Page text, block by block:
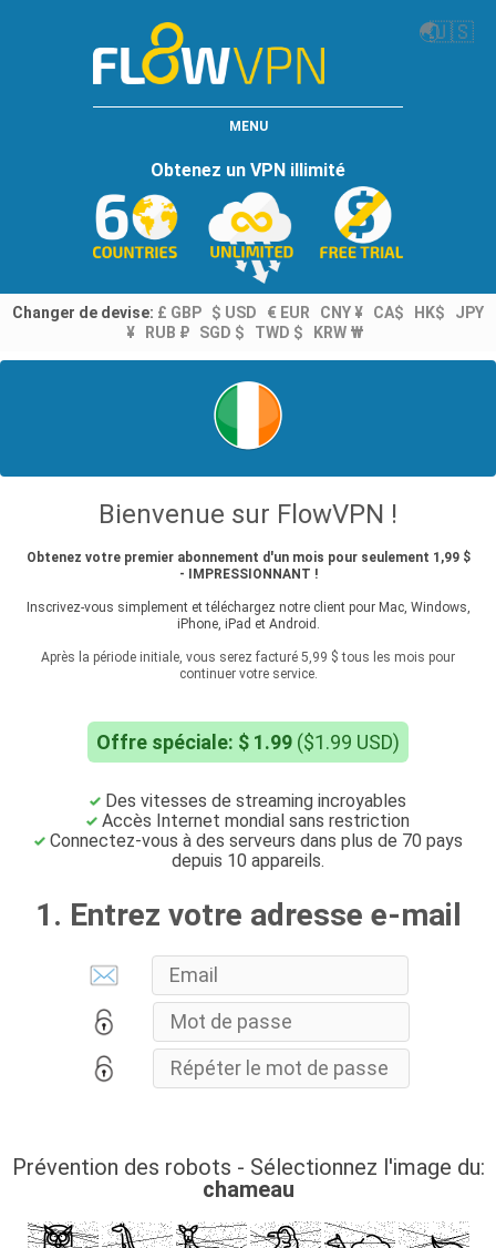
🌏🇺🇸
MENU
Obtenez un VPN illimité
Changer de devise: £ GBP $ USD € EUR CNY ¥ CA$ HK$
JPY
¥
RUB ₽ SGD $ TWD $ KRW ₩
Bienvenue sur FlowVPN !
Obtenez votre premier abonnement d'un mois pour seulement 1,99 $
- IMPRESSIONNANT !
Inscrivez-vous simplement et téléchargez notre client pour Mac, Windows,
iPhone, iPad et Android.
Après la période initiale, vous serez facturé 5,99 $ tous les mois pour
continuer votre service.
Offre spéciale: $ 1.99 ($1.99 USD)
Des vitesses de streaming incroyables
Accès Internet mondial sans restriction
Connectez-vous à des serveurs dans plus de 70 pays
depuis 10 appareils.
1. Entrez votre adresse e-mail
Prévention des robots - Sélectionnez l'image du:
chameau